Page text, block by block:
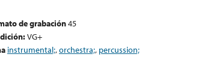
de grabación45
VG+
instrumental;,orchestra;, percussion;